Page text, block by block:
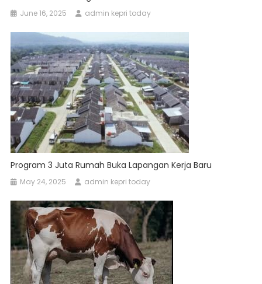
June 16, 2025 admin kepri today
Program 3 Juta Rumah Buka Lapangan Kerja Baru
May 24, 2025 admin kepri today